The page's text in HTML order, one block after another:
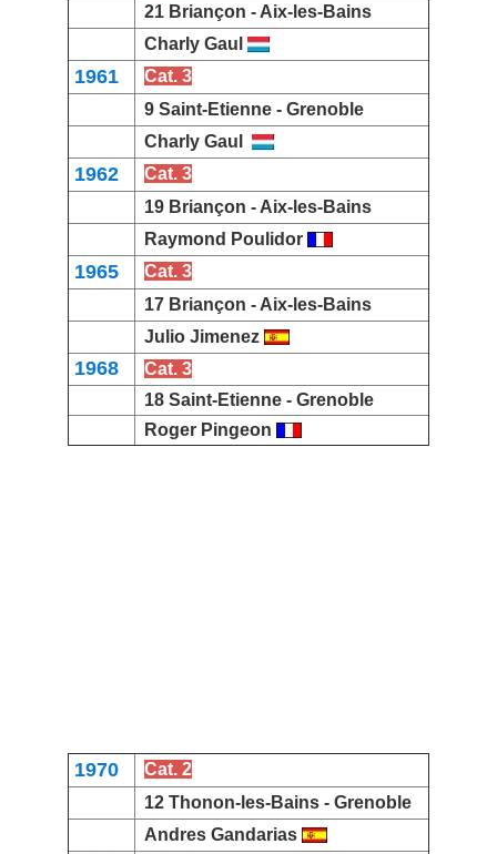
21 Briançon - Aix-les-Bains
Charly Gaul
1961
Cat. 3
9 Saint-Etienne - Grenoble
Charly Gaul
1962
Cat. 3
19 Briançon - Aix-les-Bains
Raymond Poulidor
1965
Cat. 3
17 Briançon - Aix-les-Bains
Julio Jimenez
1968
Cat. 3
18 Saint-Etienne - Grenoble
Roger Pingeon
1970
Cat. 2
12 Thonon-les-Bains - Grenoble
Andres Gandarias